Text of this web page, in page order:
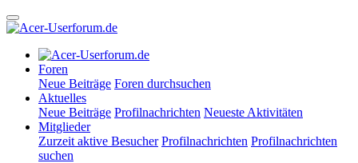
Foren
Neue Beiträge Foren durchsuchen
Aktuelles
Neue Beiträge Profilnachrichten Neueste Aktivitäten
Mitglieder
Zurzeit aktive Besucher Profilnachrichten Profilnachrichten
suchen